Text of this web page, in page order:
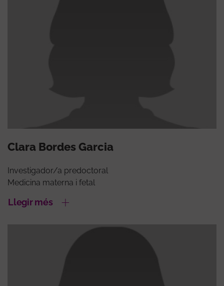
Clara Bordes Garcia
Investigador/a predoctoral
Medicina materna i fetal
Llegir més